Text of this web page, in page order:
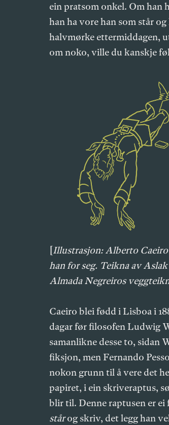
ein pratsom onkel. Om han
han ha vore han som står
halvmørke ettermiddagen,
om noko, ville du kanskje
[Illustrasjon: Alberto Caeiro
han for seg. Teikna av
Almada Negreiros
Caeiro blei fødd i Lisboa i
dagar før filosofen Ludwig
samanlikne desse to, sidan
fiksjon, men Fernando
nokon grunn til å vere det
papiret, i ein skriveraptus,
blir til. Denne raptusen er
stårog skriv, det legg han